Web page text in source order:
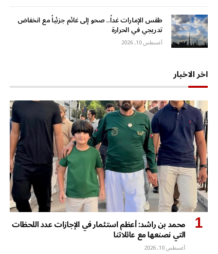
طقس الإمارات غداً.. صحو إلى غائم جزئياً مع انخفاض
تدريجي في الحرارة
أغسطس 10, 2026
اخر الاخبار
محمد بن راشد: أعظم استثمار في الإجازات عدد اللحظات
التي نصنعها مع عائلاتنا
أغسطس 10, 2026